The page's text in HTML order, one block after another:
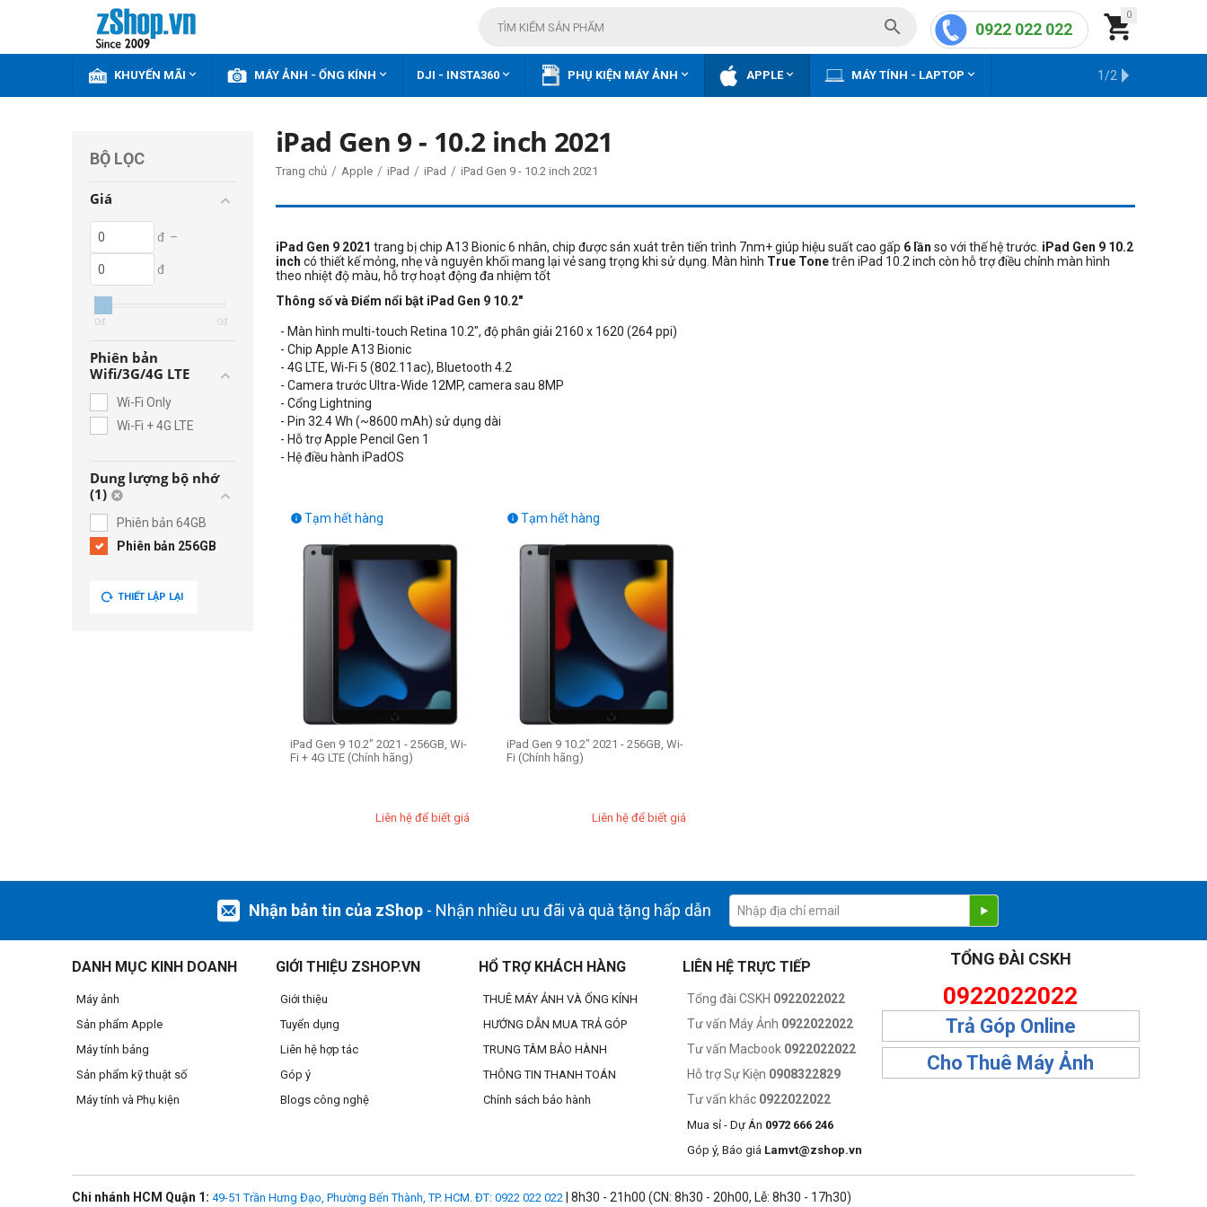
0

0922 022 022

KHUYẾN MÃI  MÁY ẢNH - ỐNG KÍNH  DJI - INSTA360  PHỤ KIỆN MÁY ẢNH  APPLE MÁY TÍNH - LAPTOP  KHO HÀNG CŨ
1/2
BỘ LỌC
Giá
đ –
đ
0đ 0đ
Phiên bản
Wifi/3G/4G LTE
Wi-Fi Only
Wi-Fi + 4G LTE
Dung lượng bộ nhớ
(1)
Phiên bản 64GB
Phiên bản 256GB
THIẾT LẬP LẠI
iPad Gen 9 - 10.2 inch 2021
Trang chủ / Apple / iPad / iPad / iPad Gen 9 - 10.2 inch 2021
iPad Gen 9 2021 trang bị chip A13 Bionic 6 nhân, chip được sán xuát trên tiến trình 7nm+ giúp hiệu suất cao gấp 6 lần so với thế hệ trước. iPad Gen 9 10.2
inch có thiết kế mỏng, nhẹ và nguyên khối mang lại vẻ sang trọng khi sử dụng. Màn hình True Tonetrên iPad 10.2 inch còn hỗ trợ điều chỉnh màn hình
theo nhiệt độ màu, hỗ trợ hoạt động đa nhiệm tốt
Thông số và Điểm nổi bật iPad Gen 9 10.2"
- Màn hình multi-touch Retina 10.2", độ phân giải 2160 x 1620 (264 ppi)
- Chip Apple A13 Bionic
- 4G LTE, Wi-Fi 5 (802.11ac), Bluetooth 4.2
- Camera trước Ultra-Wide 12MP, camera sau 8MP
- Cổng Lightning
- Pin 32.4 Wh (~8600 mAh) sử dụng dài
- Hỗ trợ Apple Pencil Gen 1
- Hệ điều hành iPadOS
Tạm hết hàng

iPad Gen 9 10.2" 2021 - 256GB, Wi-
Fi + 4G LTE (Chính hãng)
Liên hệ để biết giá
Tạm hết hàng

iPad Gen 9 10.2" 2021 - 256GB, Wi-
Fi (Chính hãng)
Liên hệ để biết giá
Nhận bản tin của zShop - Nhận nhiều ưu đãi và quà tặng hấp dẫn
DANH MỤC KINH DOANH
Máy ảnh
Sản phẩm Apple
Máy tính bảng
Sản phẩm kỹ thuật số
Máy tính và Phụ kiện
GIỚI THIỆU ZSHOP.VN
Giới thiệu
Tuyển dụng
Liên hệ hợp tác
Góp ý
Blogs công nghệ
HỔ TRỢ KHÁCH HÀNG
THUÊ MÁY ẢNH VÀ ỐNG KÍNH
HƯỚNG DẪN MUA TRẢ GÓP
TRUNG TÂM BẢO HÀNH
THÔNG TIN THANH TOÁN
Chính sách bảo hành
LIÊN HỆ TRỰC TIẾP
Tổng đài CSKH 0922022022
Tư vấn Máy Ảnh 0922022022
Tư vấn Macbook 0922022022
Hỗ trợ Sự Kiện 0908322829
Tư vấn khác 0922022022
Mua sỉ - Dự Án 0972 666 246
Góp ý, Báo giá Lamvt@zshop.vn
TỔNG ĐÀI CSKH
0922022022
Trả Góp Online
Cho Thuê Máy Ảnh
Chi nhánh HCM Quận 1: 49-51 Trần Hưng Đạo, Phường Bến Thành, TP. HCM. ĐT: 0922 022 022 | 8h30 - 21h00 (CN: 8h30 - 20h00, Lễ: 8h30 - 17h30)